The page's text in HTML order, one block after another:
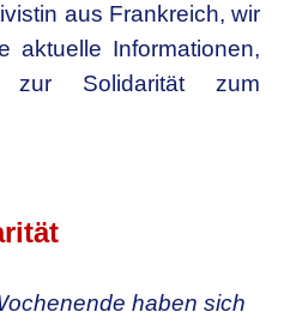
aus Frankreich, wir
aktuelle Informationen,
Solidarität zum
haben sich